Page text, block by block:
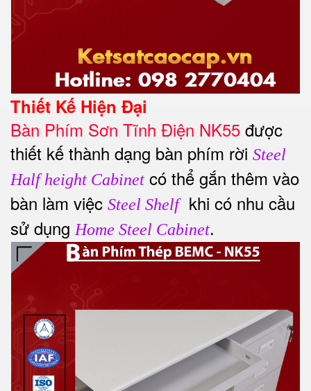
Thiết Kế Hiện Đại
Bàn Phím Sơn Tĩnh Điện NK55 được
thiết kế thành dạng bàn phím rời Steel
Half height Cabinet có thể gắn thêm vào
bàn làm việc Steel Shelfkhi có nhu cầu
sử dụng Home Steel Cabinet.